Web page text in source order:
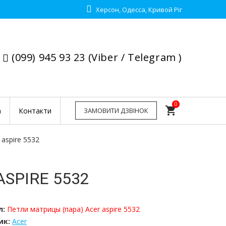
Херсон, Одесса, Кривой Ріг
(099) 945 93 23 (Viber / Telegram )
ЗАМОВИТИ ДЗВІНОК
Контакти shopping_cart
0
5532
5532
Петли матрицы (пара) Acer aspire 5532
Acer